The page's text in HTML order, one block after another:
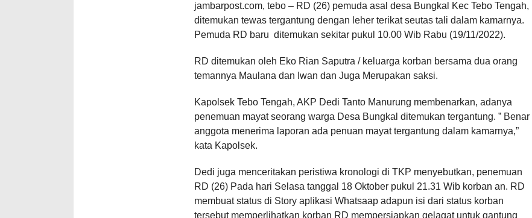
jambarpost.com, tebo – RD (26) pemuda asal desa Bungkal Kec Tebo Tengah,
ditemukan tewas tergantung dengan leher terikat seutas tali dalam kamarnya.
Pemuda RD baru ditemukan sekitar pukul 10.00 Wib Rabu (19/11/2022).
RD ditemukan oleh Eko Rian Saputra / keluarga korban bersama dua orang
temannya Maulana dan Iwan dan Juga Merupakan saksi.
Kapolsek Tebo Tengah, AKP Dedi Tanto Manurung membenarkan, adanya
penemuan mayat seorang warga Desa Bungkal ditemukan tergantung. ” Benar
anggota menerima laporan ada penuan mayat tergantung dalam kamarnya,”
kata Kapolsek.
Dedi juga menceritakan peristiwa kronologi di TKP menyebutkan, penemuan
RD (26) Pada hari Selasa tanggal 18 Oktober pukul 21.31 Wib korban an. RD
membuat status di Story aplikasi Whatsaap adapun isi dari status korban
tersebut memperlihatkan korban RD mempersiapkan gelagat untuk gantung